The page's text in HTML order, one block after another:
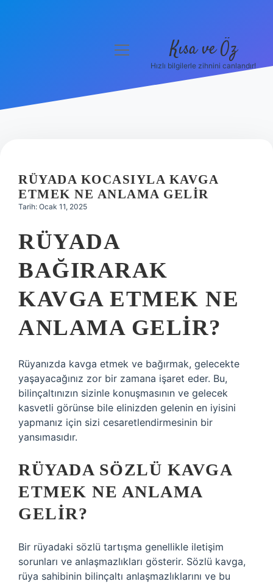
Hakkımızda
menüyü
Kısa ve Öz
Hızlı bilgilerle zihnini canlandır!
RÜYADA KOCASIYLA KAVGA
ETMEK NE ANLAMA GELIR
Tarih: Ocak 11, 2025
RÜYADA
BAĞIRARAK
KAVGA ETMEK NE
ANLAMA GELIR?
Rüyanızda kavga etmek ve bağırmak, gelecekte
yaşayacağınız zor bir zamana işaret eder. Bu,
bilinçaltınızın sizinle konuşmasının ve gelecek
kasvetli görünse bile elinizden gelenin en iyisini
yapmanız için sizi cesaretlendirmesinin bir
yansımasıdır.
RÜYADA SÖZLÜ KAVGA
ETMEK NE ANLAMA
GELIR?
Bir rüyadaki sözlü tartışma genellikle iletişim
sorunları ve anlaşmazlıkları gösterir. Sözlü kavga,
rüya sahibinin bilinçaltı anlaşmazlıklarını ve bu